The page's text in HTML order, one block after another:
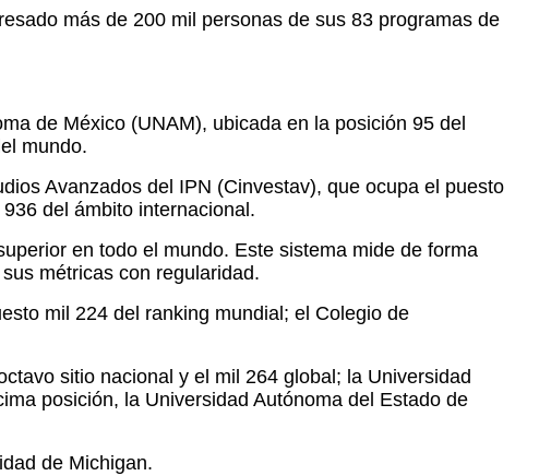
más de 200 mil personas de sus 83 programas de
de México (UNAM), ubicada en la posición 95 del
mundo.
Avanzados del IPN (Cinvestav), que ocupa el puesto
del ámbito internacional.
en todo el mundo. Este sistema mide de forma
métricas con regularidad.
mil 224 del ranking mundial; el Colegio de
sitio nacional y el mil 264 global; la Universidad
posición, la Universidad Autónoma del Estado de
de Michigan.